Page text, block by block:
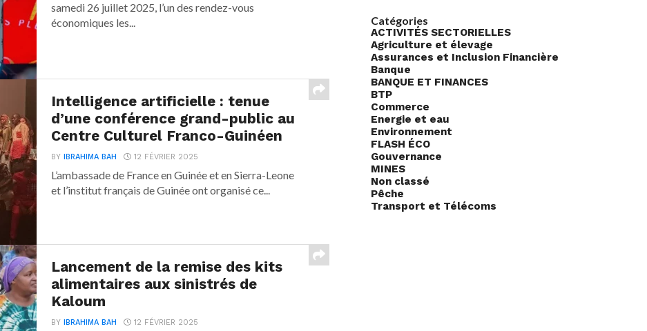
samedi 26 juillet 2025, l’un des rendez-vous
économiques les...
Intelligence artificielle : tenue
d’une conférence grand-public au
Centre Culturel Franco-Guinéen
BY IBRAHIMA BAH 12 FÉVRIER 2025
L’ambassade de France en Guinée et en Sierra-Leone
et l’institut français de Guinée ont organisé ce...
Lancement de la remise des kits
alimentaires aux sinistrés de
Kaloum
BY IBRAHIMA BAH 12 FÉVRIER 2025
Catégories
ACTIVITÉS SECTORIELLES
Agriculture et élevage
Assurances et Inclusion Financière
Banque
BANQUE ET FINANCES
BTP
Commerce
Energie et eau
Environnement
FLASH ÉCO
Gouvernance
MINES
Non classé
Pêche
Transport et Télécoms